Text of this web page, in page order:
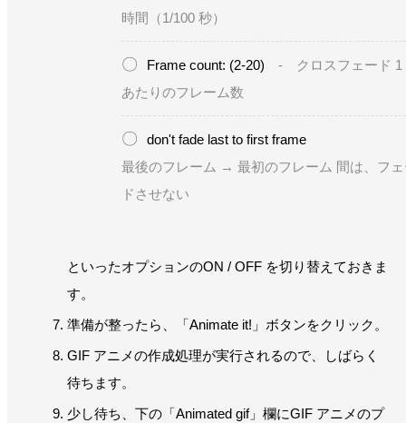
時間（1/100 秒）
Frame count: (2-20) - クロスフェード 1
あたりのフレーム数
don't fade last to first frame
最後のフレーム → 最初のフレーム 間は、フ
ドさせない
といったオプションのON / OFF を切り替えておきま
す。
準備が整ったら、「Animate it!」ボタンをクリック。
GIF アニメの作成処理が実行されるので、しばらく
待ちます。
少し待ち、下の「Animated gif」欄にGIF アニメのプ